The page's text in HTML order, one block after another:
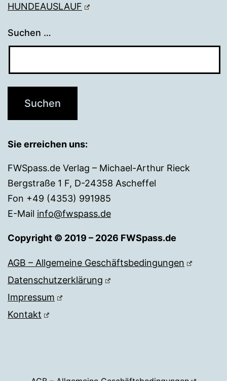
HUNDEAUSLAUF
Suchen …
Sie erreichen uns:
FWSpass.de Verlag – Michael-Arthur Rieck
Bergstraße 1 F, D-24358 Ascheffel
Fon +49 (4353) 991985
E-Mail info@fwspass.de
Copyright © 2019 – 2026 FWSpass.de
AGB – Allgemeine Geschäftsbedingungen
Datenschutzerklärung
Impressum
Kontakt